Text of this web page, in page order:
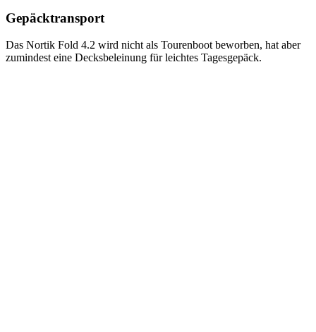
Gepäcktransport
Das Nortik Fold 4.2 wird nicht als Tourenboot beworben, hat aber
zumindest eine Decksbeleinung für leichtes Tagesgepäck.